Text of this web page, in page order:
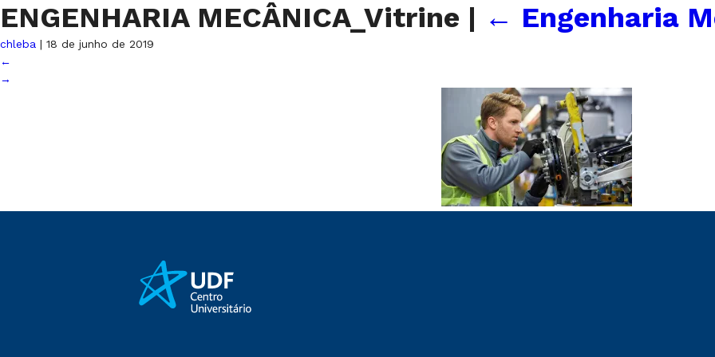
ENGENHARIA MECÂNICA_Vitrine | ← Engenharia
chleba | 18 de junho de 2019
←
→